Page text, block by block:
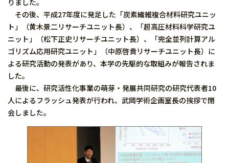
りました。
その後、平成27年度に発足した「炭素繊維複合材料研究ユニッ
ト」（黄木景二リサーチユニット長）、「超高圧材料科学研究ユ
ニット」（松下正史リサーチユニット長）、「完全並列計算アル
ゴリズム応用研究ユニット」（中原啓貴リサーチユニット長）に
よる研究活動の発表があり、本学の先駆的な取組みが報告されま
した。
最後に、研究活性化事業の萌芽・発展共同研究の研究代表者10
人によるフラッシュ発表が行われ、武岡学術企画室長の挨拶で閉
会しました。